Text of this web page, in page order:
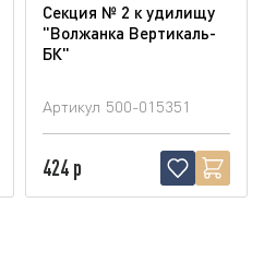
Секция № 2 к удилищу
"Волжанка Вертикаль-
БК"
Артикул 500-015351
424 р